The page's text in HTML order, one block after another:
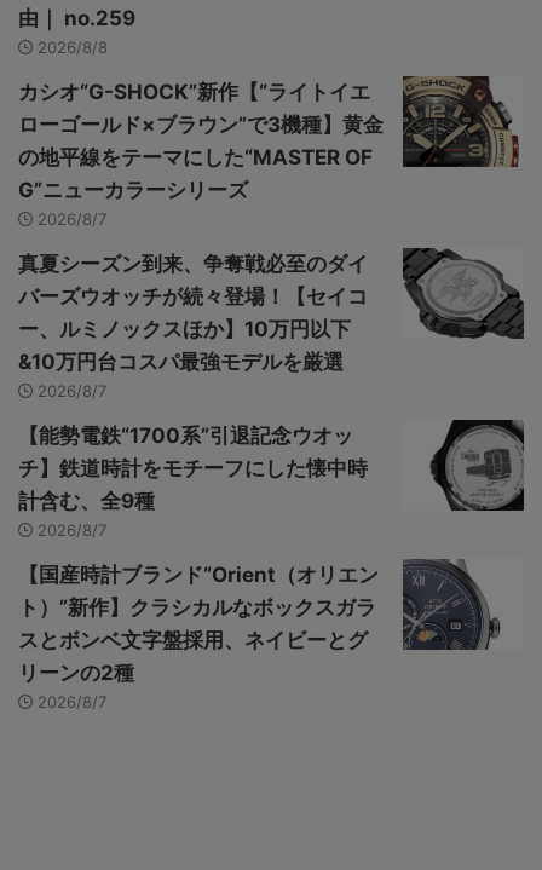
由｜ no.259
2026/8/8
カシオ“G-SHOCK”新作【“ライトイエ
ローゴールド×ブラウン”で3機種】黄金
の地平線をテーマにした“MASTER OF
G”ニューカラーシリーズ
2026/8/7
真夏シーズン到来、争奪戦必至のダイ
バーズウオッチが続々登場！【セイコ
ー、ルミノックスほか】10万円以下
&10万円台コスパ最強モデルを厳選
2026/8/7
【能勢電鉄“1700系”引退記念ウオッ
チ】鉄道時計をモチーフにした懐中時
計含む、全9種
2026/8/7
【国産時計ブランド“Orient（オリエン
ト）”新作】クラシカルなボックスガラ
スとボンベ文字盤採用、ネイビーとグ
リーンの2種
2026/8/7